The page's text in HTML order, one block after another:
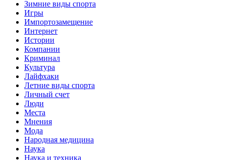
Зимние виды спорта
Игры
Импортозамещение
Интернет
Истории
Компании
Криминал
Культура
Лайфхаки
Летние виды спорта
Личный счет
Люди
Места
Мнения
Мода
Народная медицина
Наука
Наука и техника